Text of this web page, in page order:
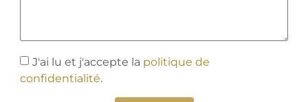
J'ai lu et j'accepte la politique de
confidentialité.